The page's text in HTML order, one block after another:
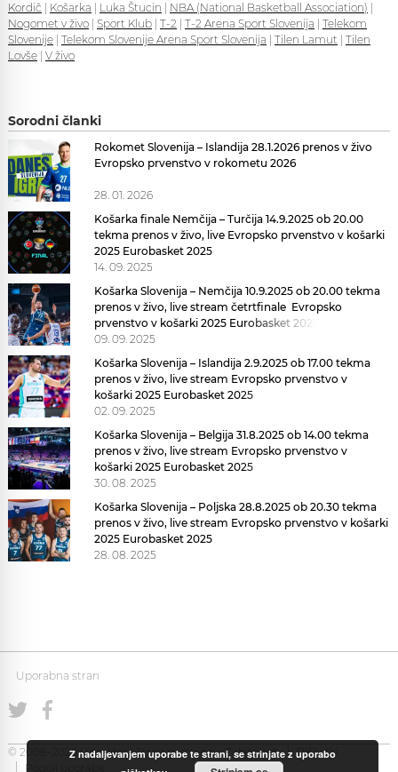
Kordič
Košarka Luka Štucin NBA (National Basketball Association)
Nogomet v živo Sport Klub T-2 T-2 Arena Sport Slovenija
Telekom
Slovenije Telekom Slovenije Arena Sport Slovenija Tilen Lamut
Tilen
Lovše V živo
Sorodni članki
Rokomet Slovenija – Islandija 28.1.2026 prenos v živo
Evropsko prvenstvo v rokometu 2026
28. 01. 2026
Košarka finale Nemčija – Turčija 14.9.2025 ob 20.00
tekma prenos v živo, live Evropsko prvenstvo v košarki
2025 Eurobasket 2025
14. 09. 2025
Košarka Slovenija – Nemčija 10.9.2025 ob 20.00 tekma
prenos v živo, live stream četrtfinale Evropsko
prvenstvo v košarki 2025 Eurobasket 2025
09. 09. 2025
Košarka Slovenija – Islandija 2.9.2025 ob 17.00 tekma
prenos v živo, live stream Evropsko prvenstvo v
košarki 2025 Eurobasket 2025
02. 09. 2025
Košarka Slovenija – Belgija 31.8.2025 ob 14.00 tekma
prenos v živo, live stream Evropsko prvenstvo v
košarki 2025 Eurobasket 2025
30. 08. 2025
Košarka Slovenija – Poljska 28.8.2025 ob 20.30 tekma
prenos v živo, live stream Evropsko prvenstvo v košarki
2025 Eurobasket 2025
28. 08. 2025
Uporabna stran
© 2008-2026 Uporabna Stran gostuje naZabec.net
Piškotki
Pogoji uporabe
Z nadaljevanjem uporabe te strani, se strinjate z uporabo